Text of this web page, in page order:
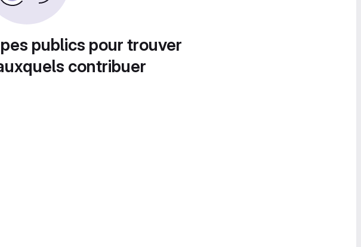
publics pour trouver
contribuer